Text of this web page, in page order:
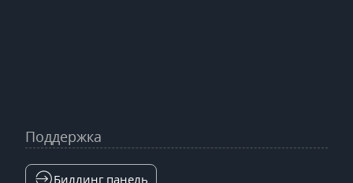
Поддержка
Биллинг панель